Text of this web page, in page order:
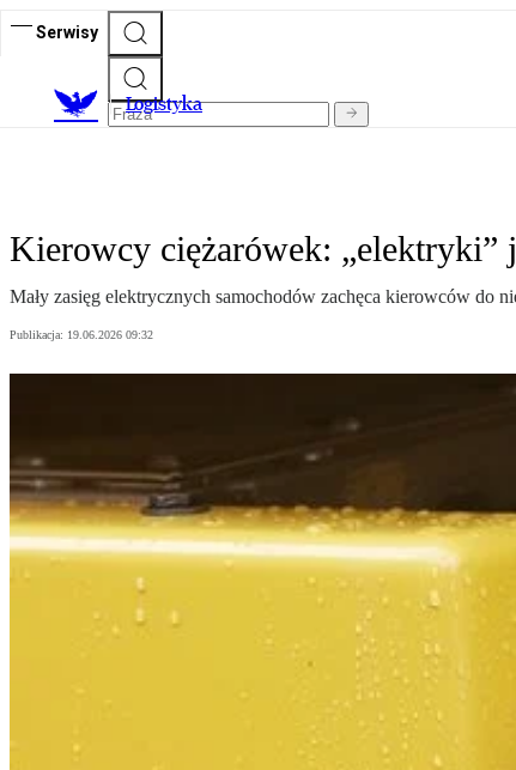
Serwisy
Logistyka
Kierowcy ciężarówek: „elektryki”
Mały zasięg elektrycznych samochodów zachęca kierowców do
Publikacja: 19.06.2026 09:32